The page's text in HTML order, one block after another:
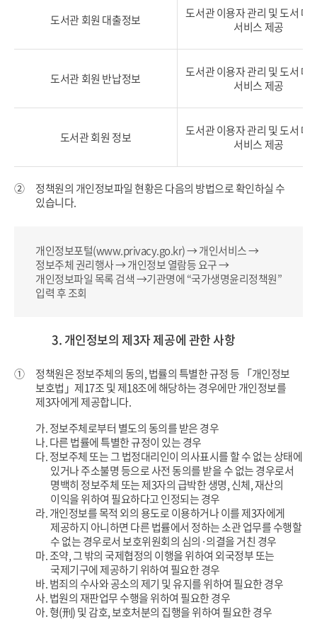
도서관 회원 대출정보 도서관 이용자 관리 및도서 대
서비스 제공
도서관 회원 반납정보 도서관 이용자 관리 및도서 대
서비스 제공
도서관 회원 정보 도서관 이용자 관리 및도서 대
서비스 제공
②
정책원의 개인정보파일 현황은 다음의 방법으로 확인하실 수
있습니다.
개인정보포털(www.privacy.go.kr)​ → 개인서비스 →
정보주체 권리행사 → 개인정보 열람등 요구 →
개인정보파일 목록 검색 →기관명에 “국가생명윤리정책원”
입력 후 조회
3. 개인정보의 제3자 제공에 관한 사항
①
정책원은 정보주체의 동의, 법률의 특별한 규정 등 「개인정보
보호법」제17조 및 제18조에 해당하는 경우에만 개인정보를
제3자에게 제공합니다.
가. 정보주체로부터 별도의 동의를 받은 경우
나. 다른 법률에 특별한 규정이 있는 경우
다. 정보주체 또는 그 법정대리인이 의사표시를 할 수 없는 상태에
있거나 주소불명 등으로 사전 동의를 받을 수 없는 경우로서
명백히 정보주체 또는 제3자의 급박한 생명, 신체, 재산의
이익을 위하여 필요하다고 인정되는 경우
라. 개인정보를 목적 외의 용도로 이용하거나 이를 제3자에게
제공하지 아니하면 다른 법률에서 정하는 소관 업무를 수행할
수 없는경우로서 보호위원회의 심의·의결을 거친 경우
마. 조약, 그 밖의 국제협정의 이행을 위하여 외국정부 또는
국제기구에 제공하기 위하여 필요한 경우
바. 범죄의 수사와 공소의 제기 및 유지를 위하여 필요한 경우
사. 법원의 재판업무 수행을 위하여 필요한 경우
아. 형(刑) 및 감호, 보호처분의 집행을 위하여 필요한 경우